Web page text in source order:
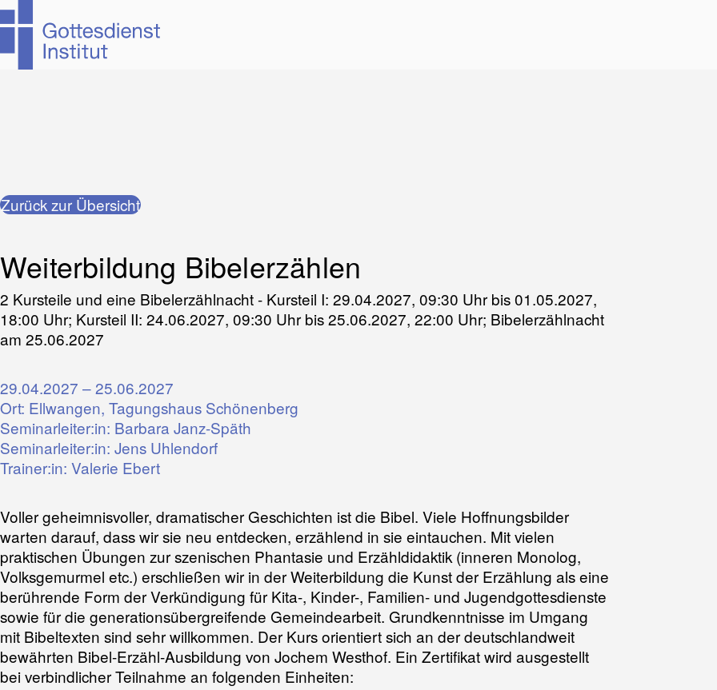
Zum
Zurück zur Übersicht
Weiterbildung Bibelerzählen
2 Kursteile und eine Bibelerzählnacht - Kursteil I: 29.04.2027, 09:30 Uhr bis 01.05.2027,
18:00 Uhr; Kursteil II: 24.06.2027, 09:30 Uhr bis 25.06.2027, 22:00 Uhr; Bibelerzählnacht
am 25.06.2027
29.04.2027 – 25.06.2027
Ort: Ellwangen, Tagungshaus Schönenberg
Seminarleiter:in: Barbara Janz-Späth
Seminarleiter:in: Jens Uhlendorf
Trainer:in: Valerie Ebert
Voller geheimnisvoller, dramatischer Geschichten ist die Bibel. Viele Hoffnungsbilder
warten darauf, dass wir sie neu entdecken, erzählend in sie eintauchen. Mit vielen
praktischen Übungen zur szenischen Phantasie und Erzähldidaktik (inneren Monolog,
Volksgemurmel etc.) erschließen wir in der Weiterbildung die Kunst der Erzählung als eine
berührende Form der Verkündigung für Kita-, Kinder-, Familien- und Jugendgottesdienste
sowie für die generationsübergreifende Gemeindearbeit. Grundkenntnisse im Umgang
mit Bibeltexten sind sehr willkommen. Der Kurs orientiert sich an der deutschlandweit
bewährten Bibel-Erzähl-Ausbildung von Jochem Westhof. Ein Zertifikat wird ausgestellt
bei verbindlicher Teilnahme an folgenden Einheiten: